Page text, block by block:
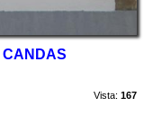
CANDAS
Vista: 167